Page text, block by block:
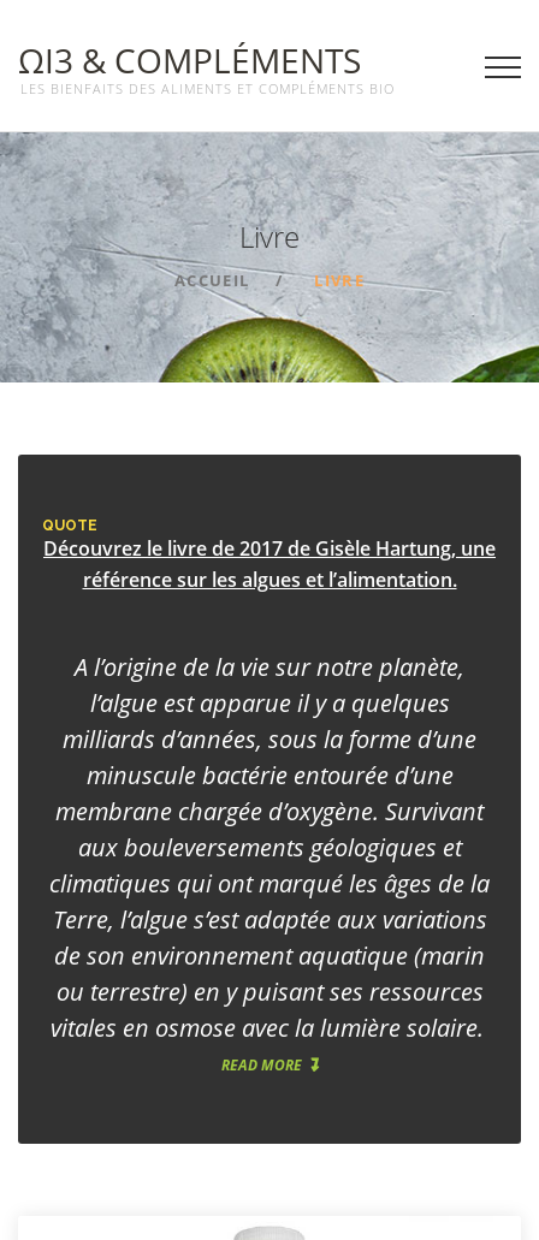
ΩΙ3 & COMPLÉMENTS
LES BIENFAITS DES ALIMENTS ET COMPLÉMENTS BIO
Livre
ACCUEIL LIVRE
QUOTE
Découvrez le livre de 2017 de Gisèle Hartung, une
référence sur les algues et l’alimentation.
A l’origine de la vie sur notre planète,
l’algue est apparue il y a quelques
milliards d’années, sous la forme d’une
minuscule bactérie entourée d’une
membrane chargée d’oxygène. Survivant
aux bouleversements géologiques et
climatiques qui ont marqué les âges de la
Terre, l’algue s’est adaptée aux variations
de son environnement aquatique (marin
ou terrestre) en y puisant ses ressources
vitales en osmose avec la lumière solaire.
READ MORE